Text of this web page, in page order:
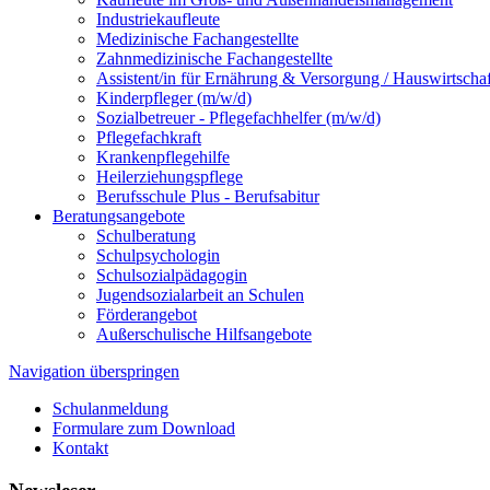
Industriekaufleute
Medizinische Fachangestellte
Zahnmedizinische Fachangestellte
Assistent/in für Ernährung & Versorgung /
Kinderpfleger (m/w/d)
Sozialbetreuer - Pflegefachhelfer (m/w/d)
Pflegefachkraft
Krankenpflegehilfe
Heilerziehungspflege
Berufsschule Plus - Berufsabitur
Beratungsangebote
Schulberatung
Schulpsychologin
Schulsozialpädagogin
Jugendsozialarbeit an Schulen
Förderangebot
Außerschulische Hilfsangebote
Navigation überspringen
Schulanmeldung
Formulare zum Download
Kontakt